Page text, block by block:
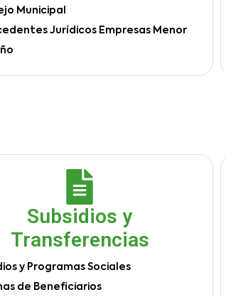
Municipal
Jurídicos Empresas Menor
Subsidios y
Transferencias
y Programas Sociales
de Beneficiarios